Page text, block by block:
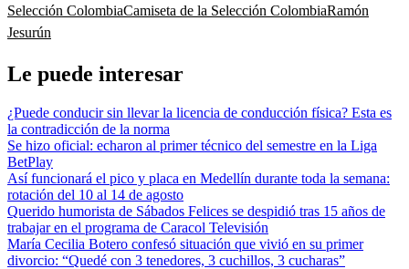
Selección ColombiaCamiseta de la Selección ColombiaRamón
Jesurún
Le puede interesar
¿Puede conducir sin llevar la licencia de conducción física? Esta es
la contradicción de la norma
Se hizo oficial: echaron al primer técnico del semestre en la Liga
BetPlay
Así funcionará el pico y placa en Medellín durante toda la semana:
rotación del 10 al 14 de agosto
Querido humorista de Sábados Felices se despidió tras 15 años de
trabajar en el programa de Caracol Televisión
María Cecilia Botero confesó situación que vivió en su primer
divorcio: “Quedé con 3 tenedores, 3 cuchillos, 3 cucharas”